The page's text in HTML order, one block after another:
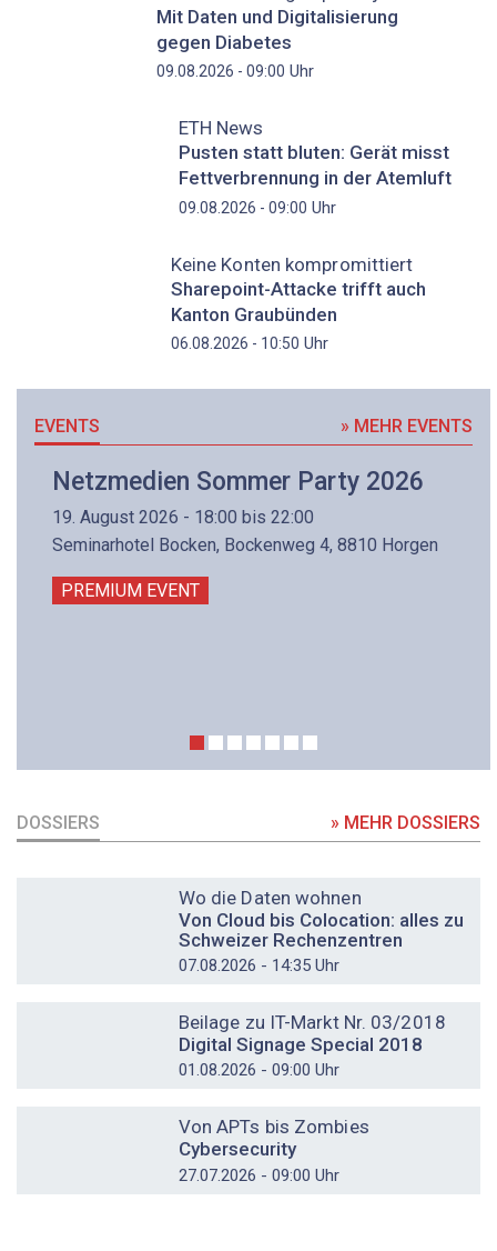
Mit Daten und Digitalisierung
gegen Diabetes
09.08.2026 - 09:00 Uhr
ETH News
Pusten statt bluten: Gerät misst
Fettverbrennung in der Atemluft
09.08.2026 - 09:00 Uhr
Keine Konten kompromittiert
Sharepoint-Attacke trifft auch
Kanton Graubünden
06.08.2026 - 10:50 Uhr
EVENTS » MEHR EVENTS
Netzmedien Sommer Party 2026
19. August 2026 - 18:00 bis 22:00
Seminarhotel Bocken, Bockenweg 4, 8810 Horgen
PREMIUM EVENT
DOSSIERS » MEHR DOSSIERS
Wo die Daten wohnen
Von Cloud bis Colocation: alles zu
Schweizer Rechenzentren
07.08.2026 - 14:35 Uhr
Beilage zu IT-Markt Nr. 03/2018
Digital Signage Special 2018
01.08.2026 - 09:00 Uhr
Von APTs bis Zombies
Cybersecurity
27.07.2026 - 09:00 Uhr